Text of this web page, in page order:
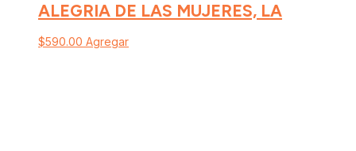
ALEGRIA DE LAS MUJERES, LA
$590.00 Agregar